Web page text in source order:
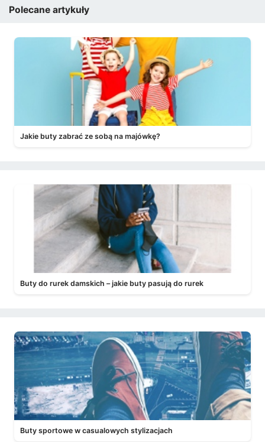
Polecane artykuły
Jakie buty zabrać ze sobą na majówkę?
Buty do rurek damskich – jakie buty pasują do rurek
Buty sportowe w casualowych stylizacjach